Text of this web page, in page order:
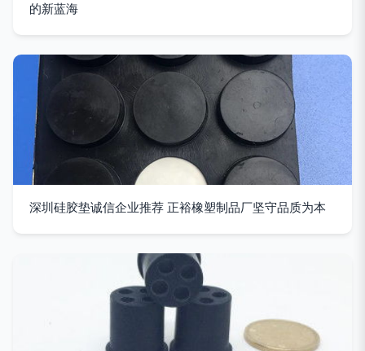
的新蓝海
深圳硅胶垫诚信企业推荐 正裕橡塑制品厂坚守品质为本